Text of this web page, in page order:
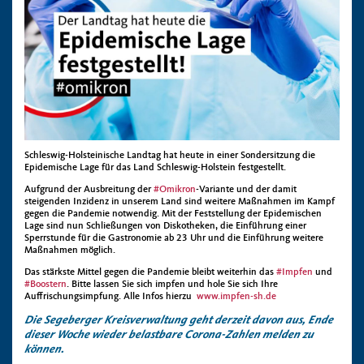
Schleswig-Holsteinische Landtag hat heute in einer Sondersitzung die
Epidemische Lage für das Land Schleswig-Holstein festgestellt.
Aufgrund der Ausbreitung der#Omikron-Variante und der damit
steigenden Inzidenz in unserem Land sind weitere Maßnahmen im Kampf
gegen die Pandemie notwendig. Mit der Feststellung der Epidemischen
Lage sind nun Schließungen von Diskotheken, die Einführung einer
Sperrstunde für die Gastronomie ab 23 Uhr und die Einführung weitere
Maßnahmen möglich.
Das stärkste Mittel gegen die Pandemie bleibt weiterhin das #Impfen und
#Boostern. Bitte lassen Sie sich impfen und hole Sie sich Ihre
Auffrischungsimpfung. Alle Infos hierzu www.impfen-sh.de
Die Segeberger Kreisverwaltung geht derzeit davon aus, Ende
dieser Woche wieder belastbare Corona-Zahlen melden zu
können.